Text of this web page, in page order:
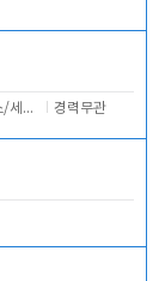
전반적인 청소/세탁업무 경력무관